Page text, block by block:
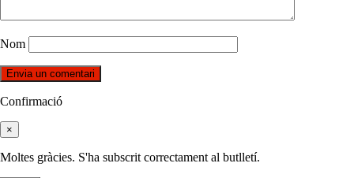
Nom
Confirmació
×
Moltes gràcies. S'ha subscrit correctament al butlletí.